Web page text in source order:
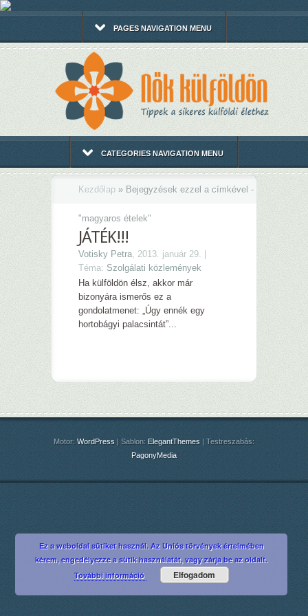
PAGES NAVIGATION MENU
CATEGORIES NAVIGATION MENU
Kezdőlap » Bejegyzések ezzel a címkével -
"magyaros ételek"
JÁTÉK!!!
Votisky Petra, 2013. január 29. |
Téma: Szolgálati közlemények
Ha külföldön élsz, akkor már
bizonyára ismerős ez a
gondolatmenet: „Úgy ennék egy
hortobágyi palacsintát”...
Motor: WordPress | Sablon: ElegantThemes | Testreszabás:
PagonyMedia
Ez a weboldal sütiket használ. Az Uniós törvények értelmében
kérem, engedélyezze a sütik használatát, vagy zárja be az oldalt.
További információ
Elfogadom